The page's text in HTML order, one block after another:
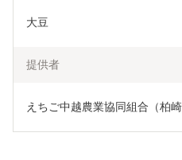
大豆
提供者
えちご中越農業協同組合（柏崎